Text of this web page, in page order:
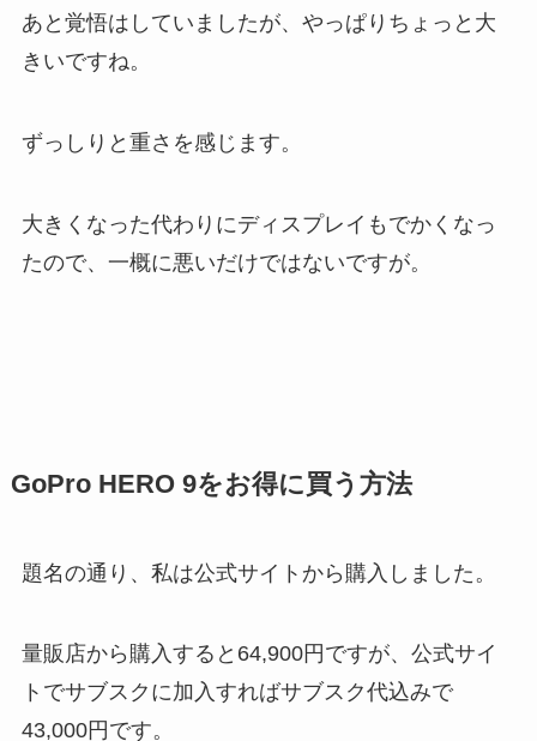
あと覚悟はしていましたが、やっぱりちょっと大
きいですね。
ずっしりと重さを感じます。
大きくなった代わりにディスプレイもでかくなっ
たので、一概に悪いだけではないですが。
GoPro HERO 9をお得に買う方法
題名の通り、私は公式サイトから購入しました。
量販店から購入すると64,900円ですが、公式サイ
トでサブスクに加入すればサブスク代込みで
43,000円です。